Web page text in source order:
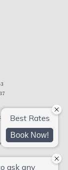
・施設
セス